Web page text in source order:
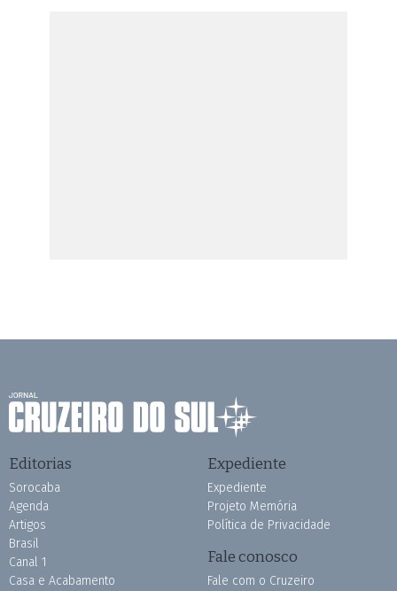
Editorias
Sorocaba
Agenda
Artigos
Brasil
Canal 1
Casa e Acabamento
Expediente
Expediente
Projeto Memória
Política de Privacidade
Fale conosco
Fale com o Cruzeiro